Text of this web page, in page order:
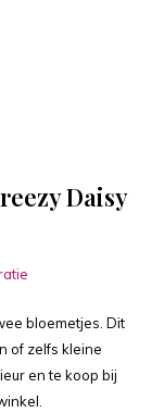
Daisy
bloemetjes. Dit
of zelfs kleine
en te koop bij